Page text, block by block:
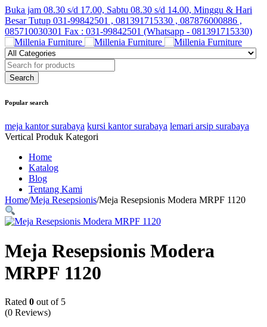
Buka jam 08.30 s/d 17.00, Sabtu 08.30 s/d 14.00, Minggu & Hari
Besar Tutup 031-99842501 , 081391715330 , 087876000886 ,
085710030301 Fax : 031-99842501 (Whatsapp - 081391715330)
Popular search
meja kantor surabaya kursi kantor surabaya lemari arsip surabaya
Vertical Produk Kategori
Home
Katalog
Blog
Tentang Kami
Home/Meja Resepsionis/Meja Resepsionis Modera MRPF 1120
Meja Resepsionis Modera
MRPF 1120
Rated 0 out of 5
(0 Reviews)